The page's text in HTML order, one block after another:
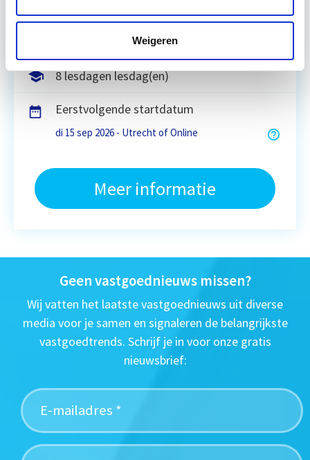
Weigeren
Utrecht en/of online
8 lesdagen lesdag(en)
Eerstvolgende startdatum
di 15 sep 2026 - Utrecht of Online
Meer informatie
Geen vastgoednieuws missen?
Wij vatten het laatste vastgoednieuws uit diverse
media voor je samen en signaleren de belangrijkste
vastgoedtrends. Schrijf je in voor onze gratis
nieuwsbrief: